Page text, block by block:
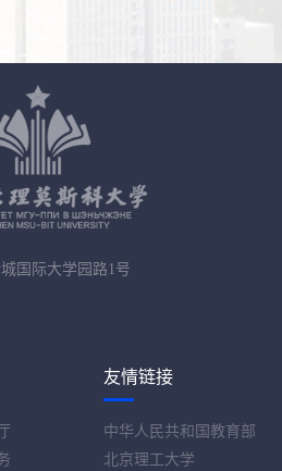
国际大学园路1号
友情链接
中华人民共和国教育部
北京理工大学